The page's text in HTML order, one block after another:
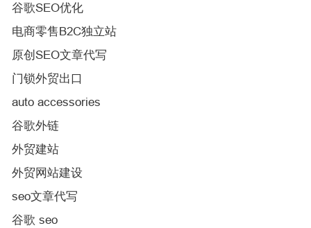
谷歌SEO优化
电商零售B2C独立站
原创SEO文章代写
门锁外贸出口
auto accessories
谷歌外链
外贸建站
外贸网站建设
seo文章代写
谷歌 seo